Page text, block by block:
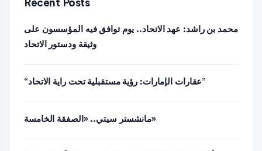
Recent Posts
محمد بن راشد: عهد الاتحاد.. يوم توافق فيه المؤسسون على
وثيقة ودستور الاتحاد
“عقارات الإمارات: رؤية مستقبلية تحت راية الاتحاد”
مانشستر سيتي.. «الصفقة الخامسة»